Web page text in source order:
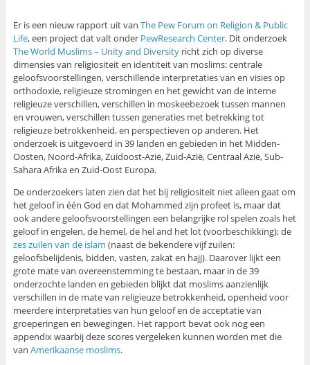
Er is een nieuw rapport uit van The Pew Forum on Religion & Public
Life, een project dat valt onder PewResearch Center. Dit onderzoek
The World Muslims – Unity and Diversityricht zich op diverse
dimensies van religiositeit en identiteit van moslims: centrale
geloofsvoorstellingen, verschillende interpretaties van en visies op
orthodoxie, religieuze stromingen en het gewicht van de interne
religieuze verschillen, verschillen in moskeebezoek tussen mannen
en vrouwen, verschillen tussen generaties met betrekking tot
religieuze betrokkenheid, en perspectieven op anderen. Het
onderzoek is uitgevoerd in 39 landen en gebieden in het Midden-
Oosten, Noord-Afrika, Zuidoost-Azië, Zuid-Azië, Centraal Azië, Sub-
Sahara Afrika en Zuid-Oost Europa.
De onderzoekers laten zien dat het bij religiositeit niet alleen gaat om
het geloof in één God en dat Mohammed zijn profeet is, maar dat
ook andere geloofsvoorstellingen een belangrijke rol spelen zoals het
geloof in engelen, de hemel, de hel and het lot (voorbeschikking); de
zes zuilen van de islam (naast de bekendere vijf zuilen:
geloofsbelijdenis, bidden, vasten, zakat en hajj). Daarover lijkt een
grote mate van overeenstemming te bestaan, maar in de 39
onderzochte landen en gebieden blijkt dat moslims aanzienlijk
verschillen in de mate van religieuze betrokkenheid, openheid voor
meerdere interpretaties van hun geloof en de acceptatie van
groeperingen en bewegingen. Het rapport bevat ook nog een
appendix waarbij deze scores vergeleken kunnen worden met die
van Amerikaanse moslims.